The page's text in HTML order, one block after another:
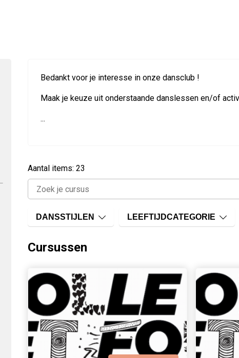
Bedankt voor je interesse in onze dansclub !
Maak je keuze uit onderstaande danslessen en/of
...
Aantal items: 23
DANSSTIJLEN LEEFTIJDCATEGORIE
Cursussen